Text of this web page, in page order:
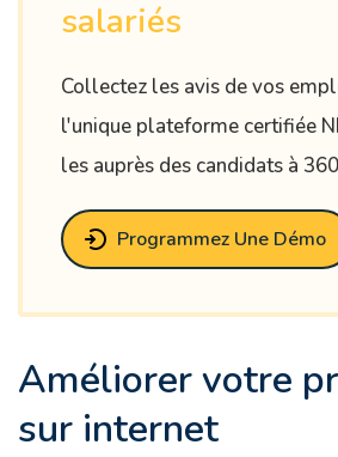
salariés
Collectez les avis de vos
l'unique plateforme certifiée
les auprès des candidats à
Programmez Une Démo
Améliorer votre
sur internet